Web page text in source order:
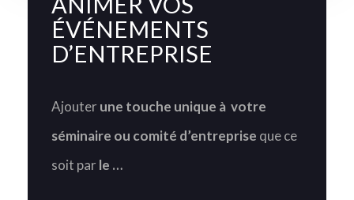
ÉVÉNEMENTS
D’ENTREPRISE
Ajouterune touche unique à votre
séminaire ou comité d’entreprise que ce
soit parle …